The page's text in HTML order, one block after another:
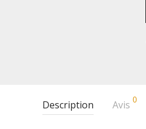
Description Avis 0